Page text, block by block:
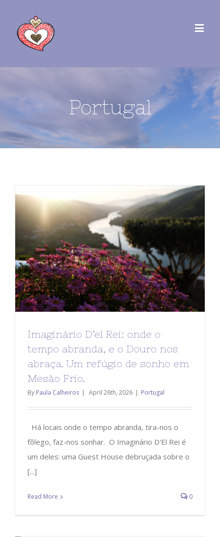
Portugal
Imaginário D’el Rei: onde o
tempo abranda, e o Douro nos
abraça. Um refúgio de sonho em
Mesão Frio.
By Paula Calheiros | April 26th, 2026 | Portugal
Há locais onde o tempo abranda, tira-nos o
fôlego, faz-nos sonhar. O Imaginário D'El Rei é
um deles: uma Guest House debruçada sobre o
[...]
Read More 0